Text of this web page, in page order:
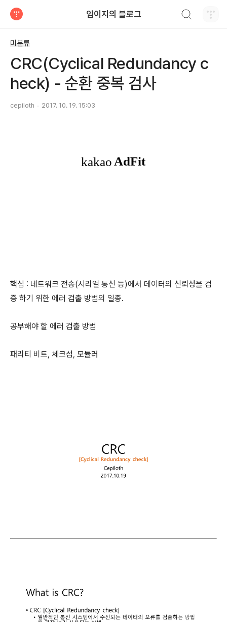
임이지의 블로그
미분류
CRC(Cyclical Redundancy c
heck) - 순환 중복 검사
cepiloth 2017. 10. 19. 15:03
핵심 : 네트워크 전송(시리얼 통신 등)에서 데이터의 신뢰성을 검
증 하기 위한 에러 검출 방법의 일종.
공부해야 할 에러 검출 방법
패리티 비트, 체크섬, 모듈러